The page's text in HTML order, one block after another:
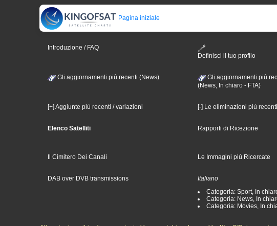
Pagina iniziale
Introduzione / FAQ
Definisci il tuo profilo
Gli aggiornamenti più recenti (News)
Gli aggiornamenti più
(News, In chiaro - FTA)
[+] Aggiunte più recenti / variazioni [-] Le eliminazioni più recenti
Elenco Satelliti Rapporti di Ricezione
Il Cimitero Dei Canali Le Immagini più Ricercate
DAB over DVB transmissions
Italiano
Categoria: Sport, In
Categoria: News, In
Categoria: Movies, In